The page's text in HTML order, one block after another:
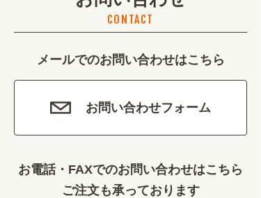
カルチャー・教養 (684)
娯楽 (688)
車・バイク関連 (263)
その他 (1786)
CONTACT
メールでのお問い合わせはこちら
お問い合わせフォーム
お電話・FAXでのお問い合わせはこちら
ご注文も承っております